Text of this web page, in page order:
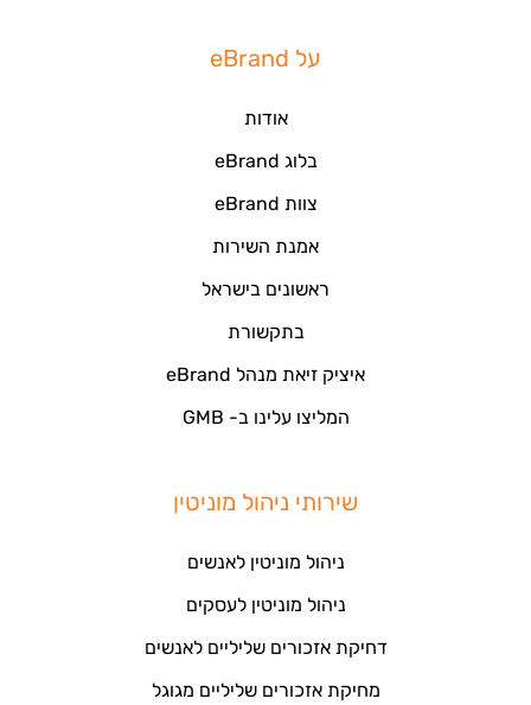
על eBrand
אודות
בלוג eBrand
צוות eBrand
אמנת השירות
ראשונים בישראל
בתקשורת
איציק זיאת מנהל eBrand
המליצו עלינו ב- GMB
שירותי ניהול מוניטין
ניהול מוניטין לאנשים
ניהול מוניטין לעסקים
דחיקת אזכורים שליליים לאנשים
מחיקת אזכורים שליליים מגוגל